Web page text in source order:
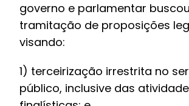
governo e parlamentar
tramitação de proposições
visando:
1) terceirização irrestrita no
público, inclusive das